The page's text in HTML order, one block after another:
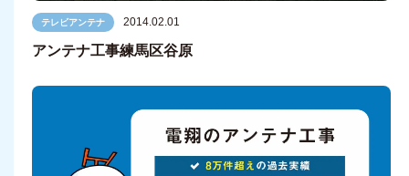
テレビアンテナ 2014.02.01
アンテナ工事練馬区谷原